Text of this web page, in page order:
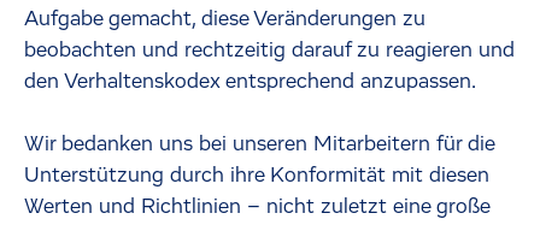
Aufgabe gemacht, diese Veränderungen zu
beobachten und rechtzeitig darauf zu reagieren und
den Verhaltenskodex entsprechend anzupassen.
Wir bedanken uns bei unseren Mitarbeitern für die
Unterstützung durch ihre Konformität mit diesen
Werten und Richtlinien – nicht zuletzt eine große